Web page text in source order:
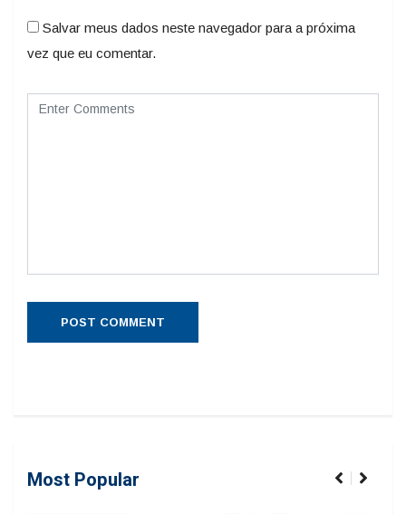
Salvar meus dados neste navegador para a próxima
vez que eu comentar.
Most Popular